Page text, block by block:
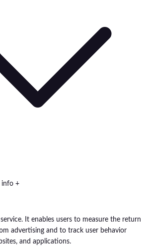
info +
service. It enables users to measure the return
advertising and to track user behavior
and applications.